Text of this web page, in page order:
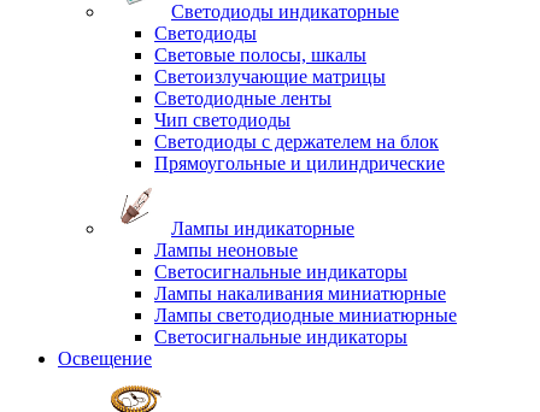
Светодиоды индикаторные
Светодиоды
Световые полосы, шкалы
Светоизлучающие матрицы
Светодиодные ленты
Чип светодиоды
Светодиоды с держателем на блок
Прямоугольные и цилиндрические
Лампы индикаторные
Лампы неоновые
Светосигнальные индикаторы
Лампы накаливания миниатюрные
Лампы светодиодные миниатюрные
Светосигнальные индикаторы
Освещение